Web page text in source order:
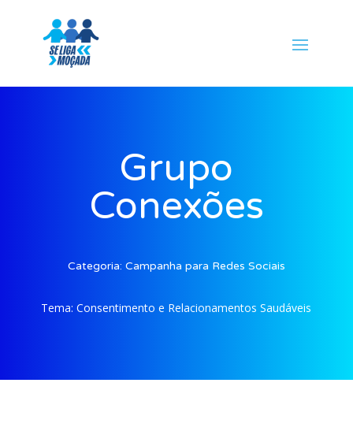
Grupo
Conexões
Categoria: Campanha para Redes Sociais
Tema:Consentimento e Relacionamentos Saudáveis